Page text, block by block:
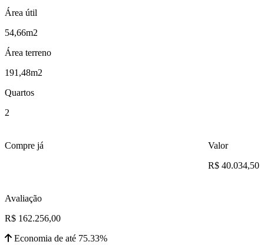
Área útil
54,66m2
Área terreno
191,48m2
Quartos
2
Compre já
Valor
R$ 40.034,50
Avaliação
R$ 162.256,00
Economia de até 75.33%